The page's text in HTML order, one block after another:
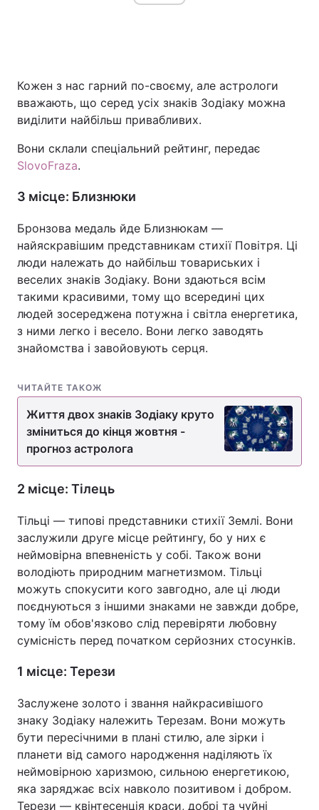
Кожен з нас гарний по-своєму, але астрологи
вважають, що серед усіх знаків Зодіаку можна
виділити найбільш привабливих.
Вони склали спеціальний рейтинг, передає
SlovoFraza.
3 місце: Близнюки
Бронзова медаль йде Близнюкам —
найяскравішим представникам стихії Повітря. Ці
люди належать до найбільш товариських і
веселих знаків Зодіаку. Вони здаються всім
такими красивими, тому що всередині цих
людей зосереджена потужна і світла енергетика,
з ними легко і весело. Вони легко заводять
знайомства і завойовують серця.
ЧИТАЙТЕ ТАКОЖ
Життя двох знаків Зодіаку круто
зміниться до кінця жовтня -
прогноз астролога
2 місце: Тілець
Тільці — типові представники стихії Землі. Вони
заслужили друге місце рейтингу, бо у них є
неймовірна впевненість у собі. Також вони
володіють природним магнетизмом. Тільці
можуть спокусити кого завгодно, але ці люди
поєднуються з іншими знаками не завжди добре,
тому їм обов'язково слід перевіряти любовну
сумісність перед початком серйозних стосунків.
1 місце: Терези
Заслужене золото і звання найкрасивішого
знаку Зодіаку належить Терезам. Вони можуть
бути пересічними в плані стилю, але зірки і
планети від самого народження наділяють їх
неймовірною харизмою, сильною енергетикою,
яка заряджає всіх навколо позитивом і добром.
Терези — квінтесенція краси, добрі та чуйні